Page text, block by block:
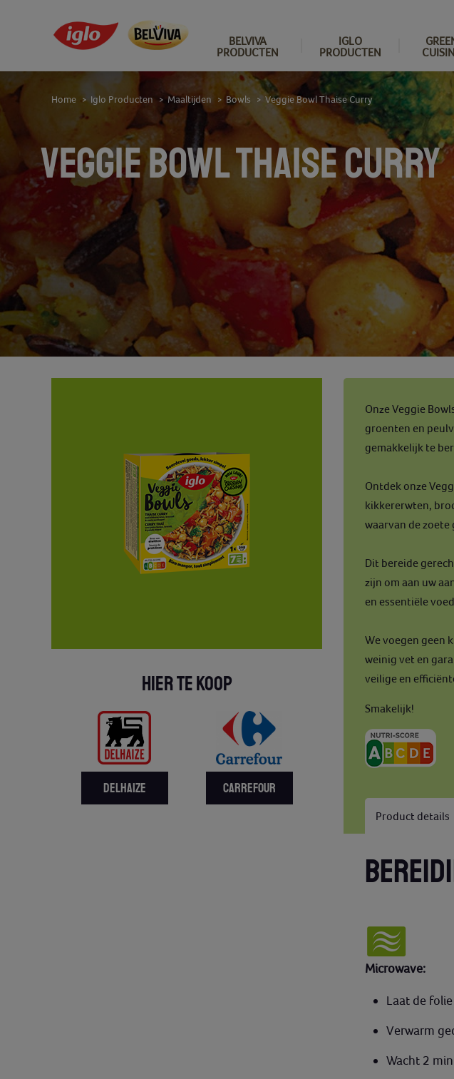
BELVIVA
PRODUCTEN
IGLO
PRODUCTEN
VEGGIE BOWL THAISE CURRY
Home > Iglo Producten > Maaltijden > Bowls > Veggie Bowl Thaise Curry
HIER TE KOOP
DELHAIZE CARREFOUR
Onze Veggie
groenten en
gemakkelijk te
Ontdek onze
kikkererwten,
waarvan de zoete
Dit bereide
zijn om aan uw
en essentiële
We voegen geen
weinig vet en
veilige en
Smakelijk!
Product details
Microwave:
Laat de
Verwarm
Wacht 2